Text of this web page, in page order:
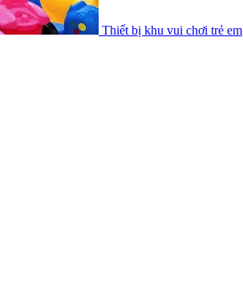
Thiết bị khu vui chơi trẻ em